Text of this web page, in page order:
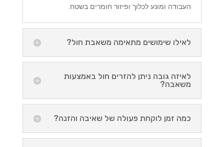
העבודה ומונע לכלוך ופיזור חומרים בשטח.
לאילו שימושים מתאימה משאבת חול?
לאיזה גובה ניתן להזרים חול באמצעות
משאבה?
כמה זמן לוקחת פעולה של שאיבה והזנה?